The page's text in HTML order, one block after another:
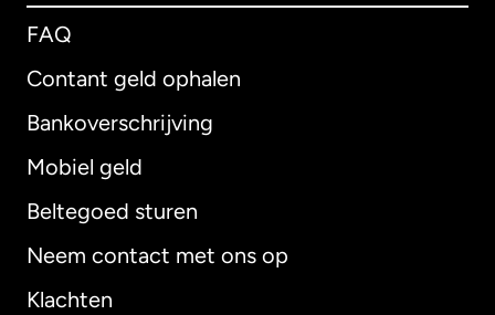
FAQ
Contant geld ophalen
Bankoverschrijving
Mobiel geld
Beltegoed sturen
Neem contact met ons op
Klachten